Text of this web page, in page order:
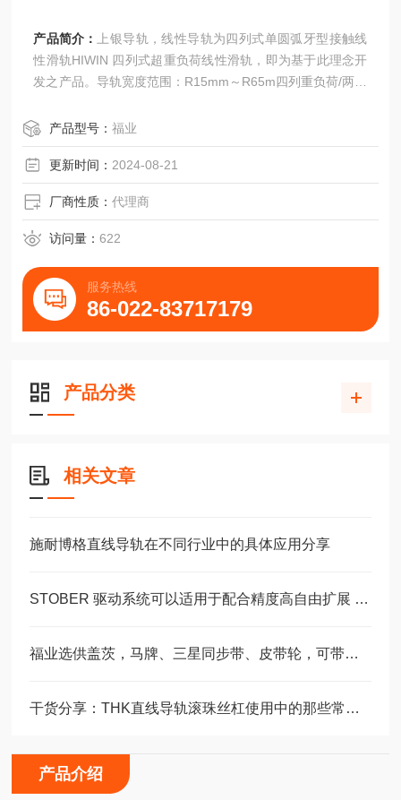
产品简介：
上银导轨，线性导轨为四列式单圆弧牙型接触线
性滑轨HIWIN 四列式超重负荷线性滑轨，即为基于此理念开
发之产品。导轨宽度范围：R15mm～R65m四列重负荷/两列
上银滑块QHW45CB,QHW45CC低噪音型传动导轨
产品型号：福业
更新时间： 2024-08-21
厂商性质：代理商
访问量：622
服务热线
86-022-83717179
产品分类
相关文章
施耐博格直线导轨在不同行业中的具体应用分享
STOBER 驱动系统可以适用于配合精度高自由扩展 – 方案。 ‍
福业选供盖茨，马牌、三星同步带、皮带轮，可带图纸加工定制。
干货分享：THK直线导轨滚珠丝杠使用中的那些常见故障与解决技巧
产品介绍